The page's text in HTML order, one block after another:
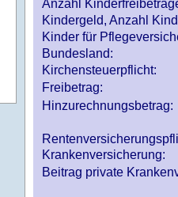
Anzahl
Kindergeld, Anzahl
Kinder für
Bundesland:
Kirchensteuerpflicht:
Freibetrag:
Hinzurechnungsbetrag:
Krankenversicherung:
Beitrag private